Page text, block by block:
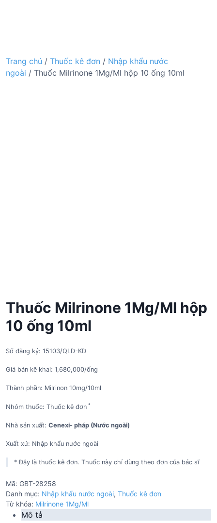
Trang chủ / Thuốc kê đơn / Nhập khẩu nước
ngoài / Thuốc Milrinone 1Mg/Ml hộp 10 ống 10ml
Thuốc Milrinone 1Mg/Ml hộp
10 ống 10ml
Số đăng ký: 15103/QLD-KD
Giá bán kê khai: 1,680,000/ống
Thành phần: Milrinon 10mg/10ml
Nhóm thuốc: Thuốc kê đơn *
Nhà sản xuất: Cenexi- pháp (Nước ngoài)
Xuất xứ: Nhập khẩu nước ngoài
* Đây là thuốc kê đơn. Thuốc này chỉ dùng theo đơn của bác sĩ
Mã: GBT-28258
Danh mục: Nhập khẩu nước ngoài, Thuốc kê đơn
Từ khóa: Milrinone 1Mg/Ml
Mô tả